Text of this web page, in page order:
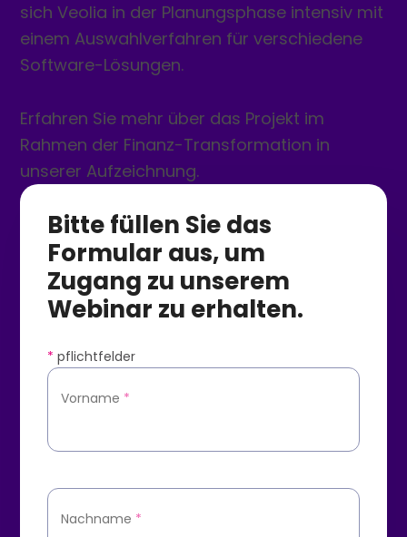
sich Veolia in der Planungsphase intensiv mit
einem Auswahlverfahren für verschiedene
Software-Lösungen.
Erfahren Sie mehr über das Projekt im
Rahmen der Finanz-Transformation in
unserer Aufzeichnung.
Bitte füllen Sie das
Formular aus, um
Zugang zu unserem
Webinar zu erhalten.
* pflichtfelder
Vorname *
Nachname *